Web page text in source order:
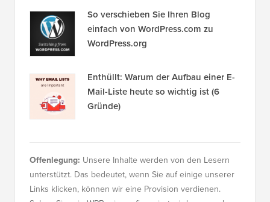
So verschieben Sie Ihren Blog
einfach von WordPress.com zu
WordPress.org
Enthüllt: Warum der Aufbau einer E-
Mail-Liste heute so wichtig ist (6
Gründe)
Offenlegung: Unsere Inhalte werden von den Lesern
unterstützt. Das bedeutet, wenn Sie auf einige unserer
Links klicken, können wir eine Provision verdienen.